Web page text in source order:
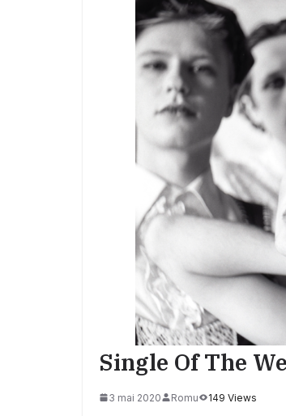
Single Of The
3 mai 2020 Romu 149 Views